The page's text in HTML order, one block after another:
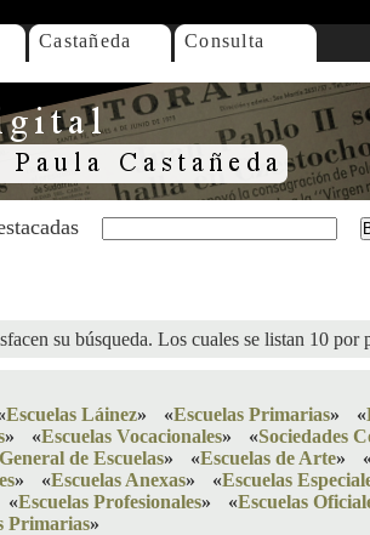
Castañeda Consulta
su búsqueda. Los cuales se listan 10 por
Escuelas Láinez» «Escuelas Primarias» «
» «Escuelas Vocacionales» «Sociedades
de Escuelas» «Escuelas de Arte»
» «Escuelas Anexas» «Escuelas
«Escuelas Profesionales» «Escuelas
Primarias»